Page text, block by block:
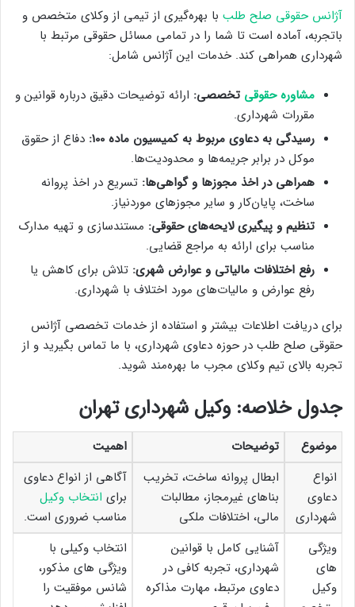
آژانس حقوقی صلح طلب با بهره‌گیری از تیمی از وکلای متخصص و
باتجربه، آماده است تا شما را در تمامی مسائل حقوقی مرتبط با
شهرداری همراهی کند. خدمات این آژانس شامل:
مشاوره حقوقی تخصصی: ارائه توضیحات دقیق درباره قوانین و
مقررات شهرداری.
رسیدگی به دعاوی مربوط به کمیسیون ماده 100:
دفاع از حقوق
موکل در برابر جریمه‌ها و محدودیت‌ها.
همراهی در اخذ مجوزها و گواهی‌ها: تسریع در اخذ پروانه
ساخت، پایان‌کار و سایر مجوزهای موردنیاز.
تنظیم و پیگیری لایحه‌های حقوقی: مستندسازی و تهیه مدارک
مناسب برای ارائه به مراجع قضایی.
رفع اختلافات مالیاتی و عوارض شهری: تلاش برای کاهش یا
رفع عوارض و مالیات‌های مورد اختلاف با شهرداری.
برای دریافت اطلاعات بیشتر و استفاده از خدمات تخصصی آژانس
حقوقی صلح طلب در حوزه دعاوی شهرداری، با ما تماس بگیرید و از
تجربه بالای تیم وکلای مجرب ما بهره‌مند شوید.
جدول خلاصه: وکیل شهرداری تهران
موضوع توضیحات
اهمیت
انواع
دعاوی
شهرداری
ابطال پروانه ساخت، تخریب
بناهای غیرمجاز، مطالبات
مالی، اختلافات ملکی
آگاهی از انواع دعاوی
برای انتخاب وکیل
مناسب ضروری است.
ویژگی
های
وکیل
آشنایی کامل با قوانین
شهرداری، تجربه کافی در
دعاوی مرتبط، مهارت مذاکره
انتخاب وکیلی با
ویژگی های مذکور،
شانس موفقیت را